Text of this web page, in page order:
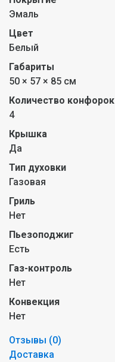
Эмаль
Цвет
Белый
Габариты
50 × 57 × 85 см
Количество конфорок
4
Крышка
Да
Тип духовки
Газовая
Гриль
Нет
Пьезоподжиг
Есть
Газ-контроль
Нет
Конвекция
Нет
Отзывы (0)
Доставка